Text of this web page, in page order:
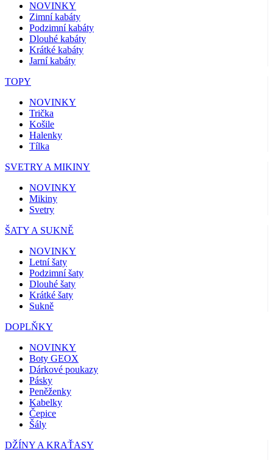
NOVINKY
Zimní kabáty
Podzimní kabáty
Dlouhé kabáty
Krátké kabáty
Jarní kabáty
TOPY
NOVINKY
Trička
Košile
Halenky
Tílka
SVETRY A MIKINY
NOVINKY
Mikiny
Svetry
ŠATY A SUKNĚ
NOVINKY
Letní šaty
Podzimní šaty
Dlouhé šaty
Krátké šaty
Sukně
DOPLŇKY
NOVINKY
Boty GEOX
Dárkové poukazy
Pásky
Peněženky
Kabelky
Čepice
Šály
DŽÍNY A KRAŤASY